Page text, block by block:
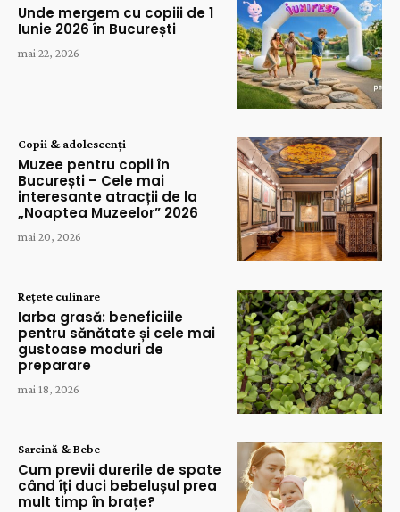
Unde mergem cu copiii de 1
Iunie 2026 în București
mai 22, 2026
Copii & adolescenți
Muzee pentru copii în
București – Cele mai
interesante atracții de la
„Noaptea Muzeelor” 2026
mai 20, 2026
Rețete culinare
Iarba grasă: beneficiile
pentru sănătate și cele mai
gustoase moduri de
preparare
mai 18, 2026
Sarcină & Bebe
Cum previi durerile de spate
când îți duci bebelușul prea
mult timp în brațe?